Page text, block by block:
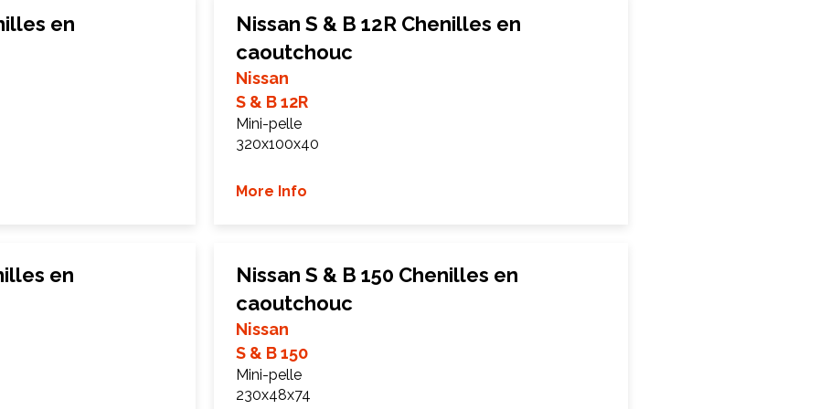
en
en
Nissan S & B 12R Chenilles en
caoutchouc
Nissan
S & B 12R
Mini-pelle
320x100x40
More Info
Nissan S & B 150 Chenilles en
caoutchouc
Nissan
S & B 150
Mini-pelle
230x48x74